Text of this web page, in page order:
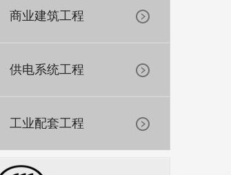
商业建筑工程
供电系统工程
工业配套工程